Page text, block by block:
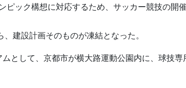
ック構想に対応するため、サッカー競技の開
建設計画そのものが凍結となった。
として、京都市が横大路運動公園内に、球技